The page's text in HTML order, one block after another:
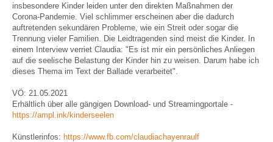
insbesondere Kinder leiden unter den direkten Maßnahmen der
Corona-Pandemie. Viel schlimmer erscheinen aber die dadurch
auftretenden sekundären Probleme, wie ein Streit oder sogar die
Trennung vieler Familien. Die Leidtragenden sind meist die Kinder. In
einem Interview verriet Claudia: "Es ist mir ein persönliches Anliegen
auf die seelische Belastung der Kinder hin zu weisen. Darum habe ich
dieses Thema im Text der Ballade verarbeitet".
VÖ: 21.05.2021
Erhältlich über alle gängigen Download- und Streamingportale -
https://ampl.ink/kinderseelen
Künstlerinfos: https://www.fb.com/claudiachayenraulf